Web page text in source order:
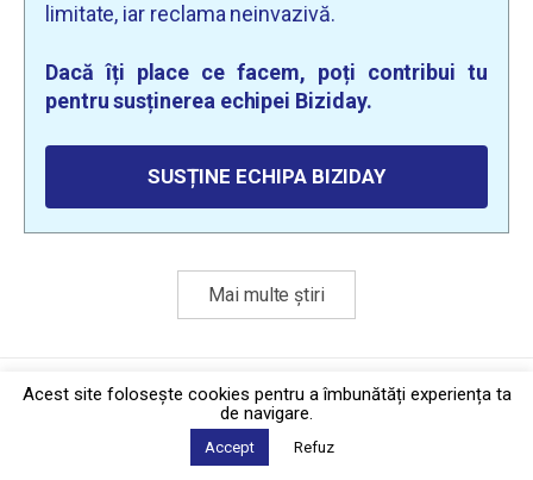
limitate, iar reclama neinvazivă.
Dacă îți place ce facem, poți contribui tu
pentru susținerea echipei Biziday.
SUSȚINE ECHIPA BIZIDAY
Mai multe știri
Politica de confidențialitate·Contact
2026 © Biziday
Acest site foloseşte cookies pentru a îmbunătăți experiența ta
de navigare.
Accept Refuz